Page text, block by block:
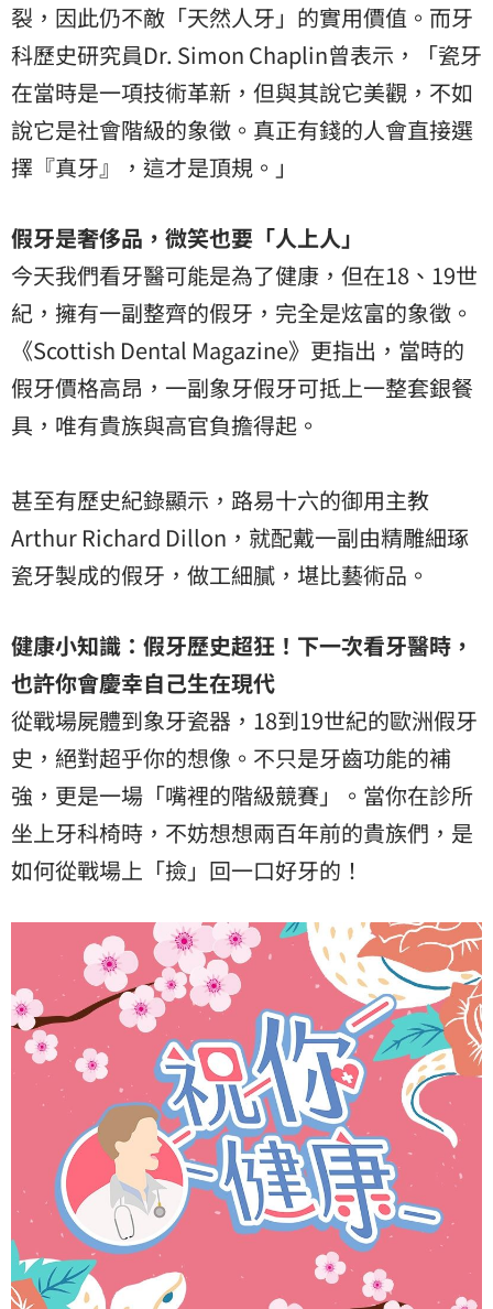
裂，因此仍不敵「天然人牙」的實用價值。而牙
科歷史研究員Dr. Simon Chaplin曾表示，「瓷牙
在當時是一項技術革新，但與其說它美觀，不如
說它是社會階級的象徵。真正有錢的人會直接選
擇『真牙』，這才是頂規。」
假牙是奢侈品，微笑也要「人上人」
今天我們看牙醫可能是為了健康，但在18、19世
紀，擁有一副整齊的假牙，完全是炫富的象徵。
《Scottish Dental Magazine》更指出，當時的
假牙價格高昂，一副象牙假牙可抵上一整套銀餐
具，唯有貴族與高官負擔得起。
甚至有歷史紀錄顯示，路易十六的御用主教
Arthur Richard Dillon，就配戴一副由精雕細琢
瓷牙製成的假牙，做工細膩，堪比藝術品。
健康小知識：假牙歷史超狂！下一次看牙醫時，
也許你會慶幸自己生在現代
從戰場屍體到象牙瓷器，18到19世紀的歐洲假牙
史，絕對超乎你的想像。不只是牙齒功能的補
強，更是一場「嘴裡的階級競賽」。當你在診所
坐上牙科椅時，不妨想想兩百年前的貴族們，是
如何從戰場上「撿」回一口好牙的！